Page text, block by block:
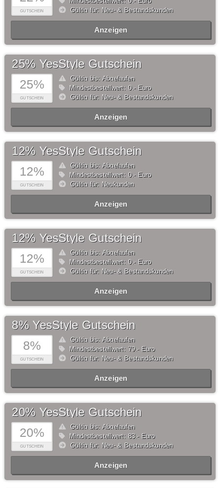
GUTSCHEIN
Gültig für: Neu- & Bestandskunden
Anzeigen
25%
GUTSCHEIN
25% YesStyle Gutschein
Gültig bis: Abgelaufen
Mindestbestellwert: 0,- Euro
Gültig für: Neu- & Bestandskunden
Anzeigen
12%
GUTSCHEIN
12% YesStyle Gutschein
Gültig bis: Abgelaufen
Mindestbestellwert: 0,- Euro
Gültig für: Neukunden
Anzeigen
12%
GUTSCHEIN
12% YesStyle Gutschein
Gültig bis: Abgelaufen
Mindestbestellwert: 0,- Euro
Gültig für: Neu- & Bestandskunden
Anzeigen
8%
GUTSCHEIN
8% YesStyle Gutschein
Gültig bis: Abgelaufen
Mindestbestellwert: 79,- Euro
Gültig für: Neu- & Bestandskunden
Anzeigen
20%
GUTSCHEIN
20% YesStyle Gutschein
Gültig bis: Abgelaufen
Mindestbestellwert: 83,- Euro
Gültig für: Neu- & Bestandskunden
Anzeigen